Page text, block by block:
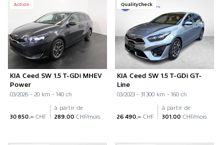
Action
KIA Ceed SW 1.5 T-GDi MHEV
Power
03/2026 - 20 km - 140 ch
30 850.– CHF
à partir de
289.00 CHF/mois
QualityCheck
KIA Ceed SW 1.5 T-GDi GT-
Line
03/2023 - 31 300 km - 160 ch
26 490.– CHF
à partir de
301.00 CHF/mois